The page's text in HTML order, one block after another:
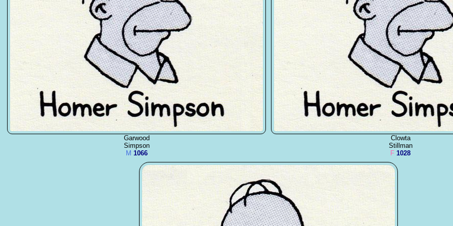
Garwood
Simpson
M 1066
Clowta
Stillman
F 1028